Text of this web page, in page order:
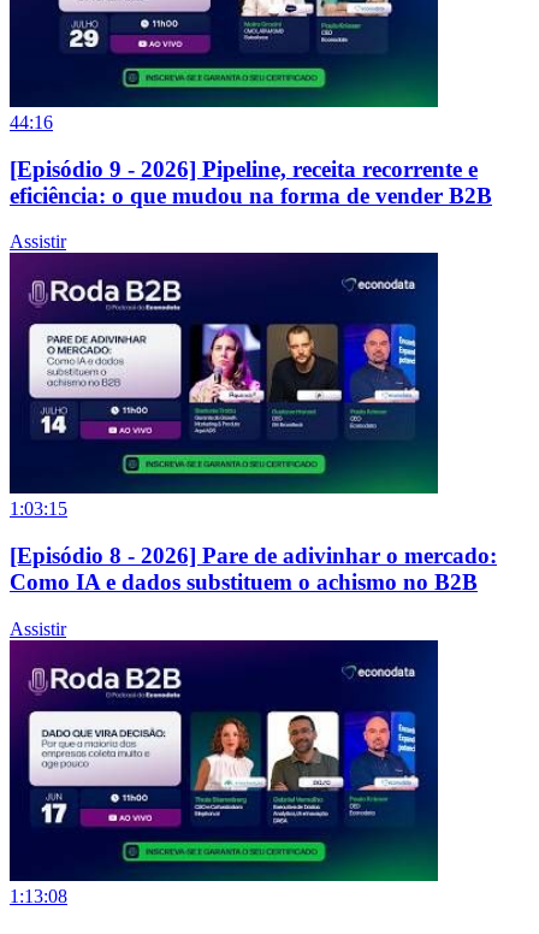
44:16
[Episódio 9 - 2026] Pipeline, receita recorrente e
eficiência: o que mudou na forma de vender B2B
Assistir
1:03:15
[Episódio 8 - 2026] Pare de adivinhar o mercado:
Como IA e dados substituem o achismo no B2B
Assistir
1:13:08